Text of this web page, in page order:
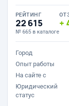
РЕЙТИНГ
22 615
№ 665 в каталоге
Город
Опыт работы
На сайте с
Юридический
статус